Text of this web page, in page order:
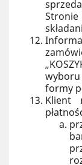
formy
Klient